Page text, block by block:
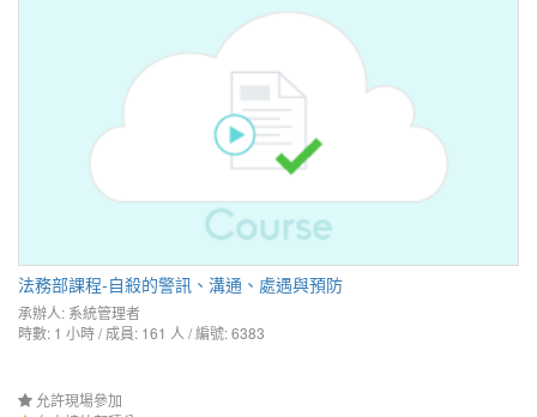
法務部課程-自殺的警訊、溝通、處遇與預防
承辦人: 系統管理者
時數: 1 小時 / 成員: 161 人 / 編號: 6383
允許現場參加